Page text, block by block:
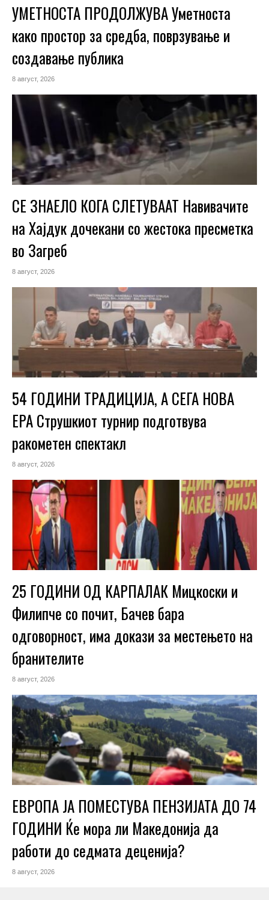
УМЕТНОСТА ПРОДОЛЖУВА Уметноста
како простор за средба, поврзување и
создавање публика
8 август, 2026
СЕ ЗНАЕЛО КОГА СЛЕТУВААТ Навивачите
на Хајдук дочекани со жестока пресметка
во Загреб
8 август, 2026
54 ГОДИНИ ТРАДИЦИЈА, А СЕГА НОВА
ЕРА Струшкиот турнир подготвува
ракометен спектакл
8 август, 2026
25 ГОДИНИ ОД КАРПАЛАК Мицкоски и
Филипче со почит, Бачев бара
одговорност, има докази за местењето на
бранителите
8 август, 2026
ЕВРОПА ЈА ПОМЕСТУВА ПЕНЗИЈАТА ДО 74
ГОДИНИ Ќе мора ли Македонија да
работи до седмата деценија?
8 август, 2026